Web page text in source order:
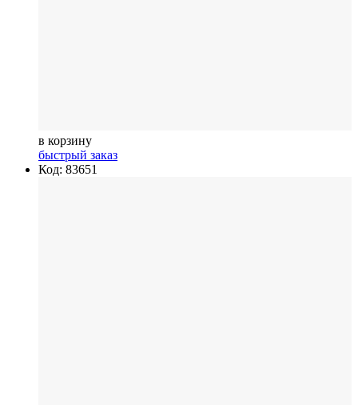
в корзину
быстрый заказ
Код: 83651